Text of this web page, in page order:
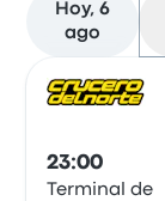
Hoy, 6
ago
23:00
Terminal de